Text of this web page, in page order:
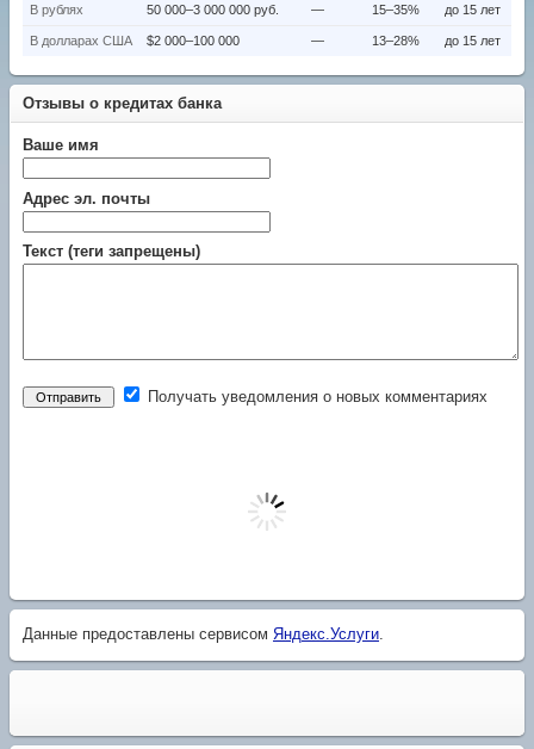
В рублях 50 000–3 000 000 руб. — 15–35% до 15 лет
В долларах США $2 000–100 000 — 13–28% до 15 лет
Отзывы о кредитах банка
Ваше имя
Адрес эл. почты
Текст (теги запрещены)
Получать уведомления о новых комментариях
Данные предоставлены сервисом Яндекс.Услуги